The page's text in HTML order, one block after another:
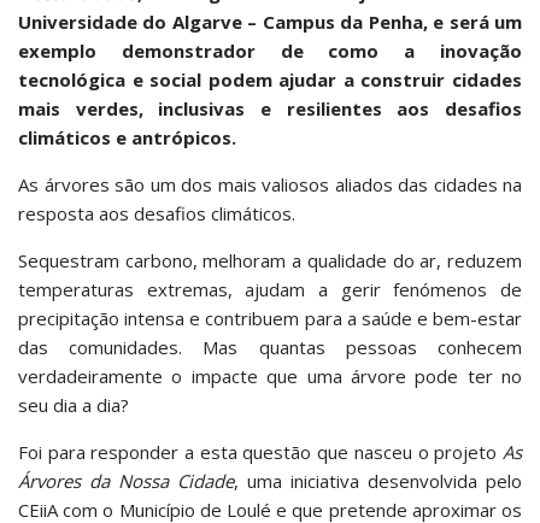
Universidade do Algarve – Campus da Penha, e será um
exemplo demonstrador de como a inovação
tecnológica e social podem ajudar a construir cidades
mais verdes, inclusivas e resilientes aos desafios
climáticos e antrópicos.
As árvores são um dos mais valiosos aliados das cidades na
resposta aos desafios climáticos.
Sequestram carbono, melhoram a qualidade do ar, reduzem
temperaturas extremas, ajudam a gerir fenómenos de
precipitação intensa e contribuem para a saúde e bem-estar
das comunidades. Mas quantas pessoas conhecem
verdadeiramente o impacte que uma árvore pode ter no
seu dia a dia?
Foi para responder a esta questão que nasceu o projeto As
Árvores da Nossa Cidade, uma iniciativa desenvolvida pelo
CEiiA com o Município de Loulé e que pretende aproximar os